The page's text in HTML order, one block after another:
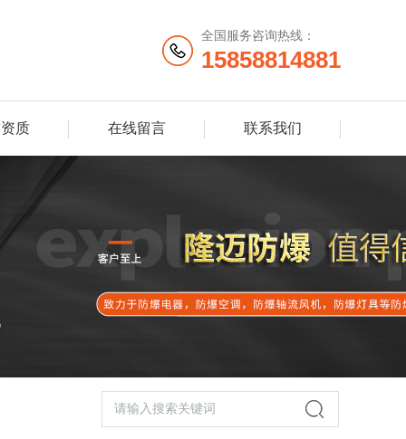
全国服务咨询热线：
15858814881
质 在线留言 联系我们